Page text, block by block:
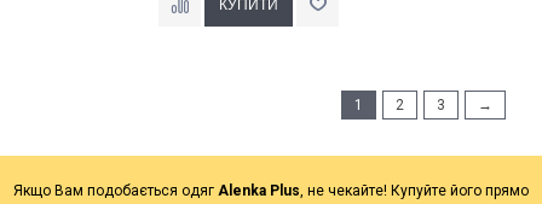
1 2 3 →
Якщо Вам подобається одяг Alenka Plus , не чекайте! Купуйте його прямо